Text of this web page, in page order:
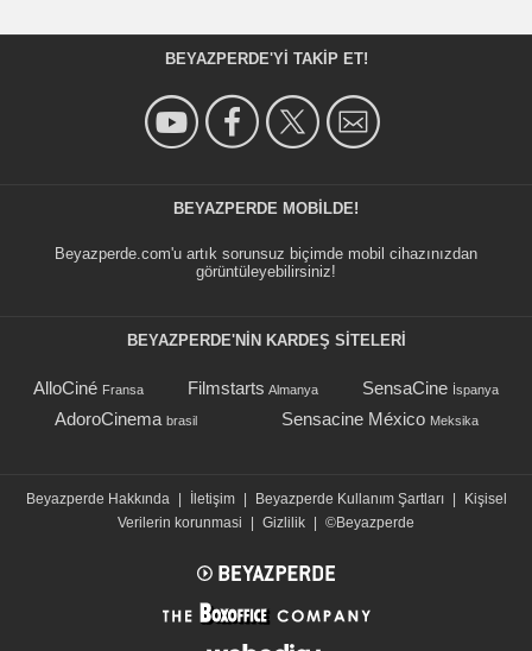
BEYAZPERDE'YI TAKIP ET!
BEYAZPERDE MOBILDE!
Beyazperde.com'u artık sorunsuz biçimde mobil cihazınızdan
görüntüleyebilirsiniz!
BEYAZPERDE'NIN KARDEŞ SİTELERİ
AlloCiné Fransa Filmstarts Almanya SensaCine İspanya
AdoroCinema brasil Sensacine México Meksika
Beyazperde Hakkında İletişim Beyazperde Kullanım Şartları
Kişisel
Verilerin korunmasi
Gizlilik ©Beyazperde